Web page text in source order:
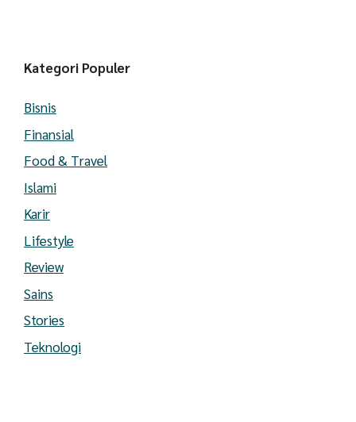
Kategori Populer
Bisnis
Finansial
Food & Travel
Islami
Karir
Lifestyle
Review
Sains
Stories
Teknologi